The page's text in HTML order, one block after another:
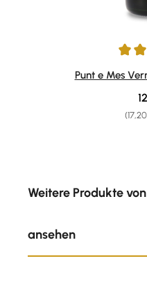
Durchschnittliche
Punt e Mes
Weitere Produkte
ansehen